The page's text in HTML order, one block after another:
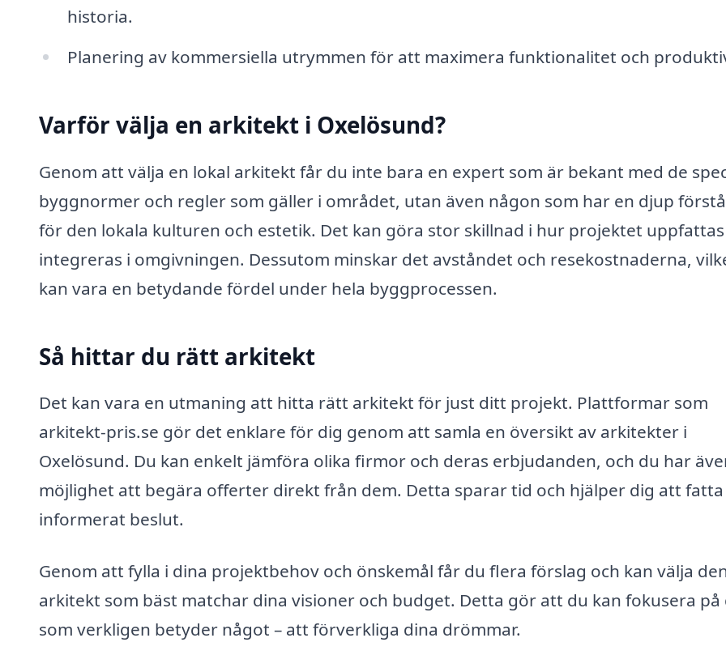
historia.
Planering av kommersiella utrymmen för att maximera funktionalitet och
Varför välja en arkitekt i Oxelösund?
Genom att välja en lokal arkitekt får du inte bara en expert som är bekant med de
byggnormer och regler som gäller i området, utan även någon som har en djup
för den lokala kulturen och estetik. Det kan göra stor skillnad i hur projektet
integreras i omgivningen. Dessutom minskar det avståndet och resekostnaderna,
kan vara en betydande fördel under hela byggprocessen.
Så hittar du rätt arkitekt
Det kan vara en utmaning att hitta rätt arkitekt för just ditt projekt. Plattformar som
arkitekt-pris.se gör det enklare för dig genom att samla en översikt av arkitekter i
Oxelösund. Du kan enkelt jämföra olika firmor och deras erbjudanden, och du har
möjlighet att begära offerter direkt från dem. Detta sparar tid och hjälper dig att
informerat beslut.
Genom att fylla i dina projektbehov och önskemål får du flera förslag och kan välja
arkitekt som bäst matchar dina visioner och budget. Detta gör att du kan fokusera på
som verkligen betyder något – att förverkliga dina drömmar.